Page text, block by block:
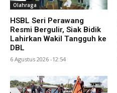
Olahraga
HSBL Seri Perawang
Resmi Bergulir, Siak Bidik
Lahirkan Wakil Tangguh ke
DBL
6 Agustus 2026 -12:54